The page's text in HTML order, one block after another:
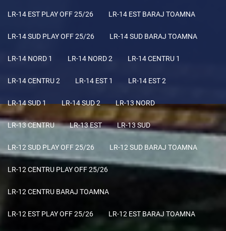
LR-14 EST PLAY OFF 25/26 LR-14 EST BARAJ TOAMNA
LR-14 SUD PLAY OFF 25/26 LR-14 SUD BARAJ TOAMNA
LR-14 NORD 1 LR-14 NORD 2 LR-14 CENTRU 1
LR-14 CENTRU 2 LR-14 EST 1 LR-14 EST 2
LR-14 SUD 1 LR-14 SUD 2 LR-13 NORD
LR-13 CENTRU LR-13 EST LR-13 SUD
LR-12 SUD PLAY OFF 25/26 LR-12 SUD BARAJ TOAMNA
LR-12 CENTRU PLAY OFF 25/26
LR-12 CENTRU BARAJ TOAMNA
LR-12 EST PLAY OFF 25/26 LR-12 EST BARAJ TOAMNA